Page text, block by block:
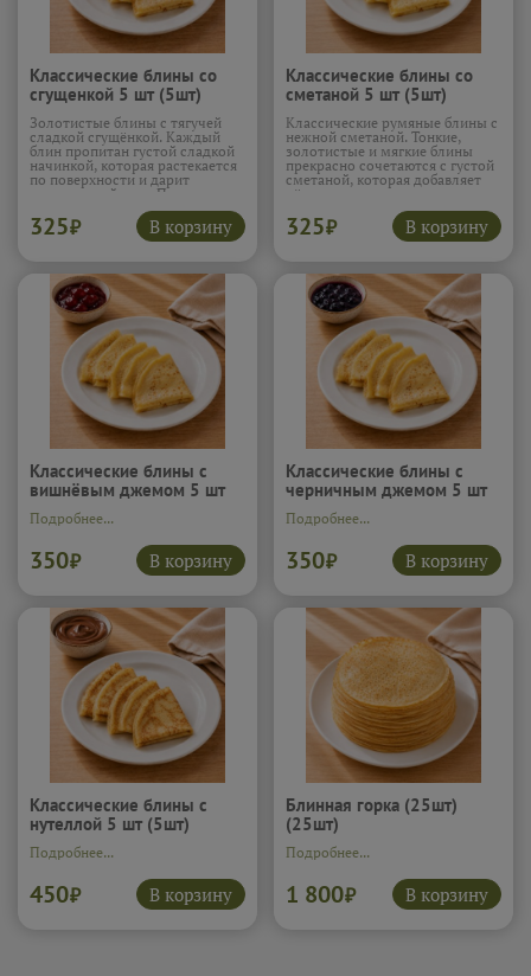
Классические блины со
сгущенкой 5 шт (5шт)
Золотистые блины с тягучей
сладкой сгущёнкой. Каждый
блин пропитан густой сладкой
начинкой, которая растекается
по поверхности и дарит
насыщенный вкус. Просто
разрезать, окунуть и
насладиться мгновенным
десертом.
Подробнее...
325₽ В корзину
Классические блины со
сметаной 5 шт (5шт)
Классические румяные блины с
нежной сметаной. Тонкие,
золотистые и мягкие блины
прекрасно сочетаются с густой
сметаной, которая добавляет
лёгкую кислинку и кремовую
текстуру. Вкус знакомый с
детства и невероятно уютный.
Подробнее...
325₽ В корзину
Классические блины с
вишнёвым джемом 5 шт
(5шт)
Подробнее...
350₽ В корзину
Классические блины с
черничным джемом 5 шт
(5шт)
Подробнее...
350₽ В корзину
Классические блины с
нутеллой 5 шт (5шт)
Подробнее...
450₽ В корзину
Блинная горка (25шт)
(25шт)
Подробнее...
1 800₽ В корзину